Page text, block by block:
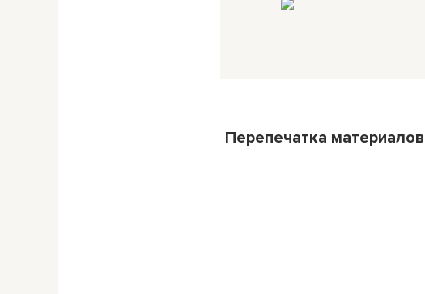
Перепечатка материалов